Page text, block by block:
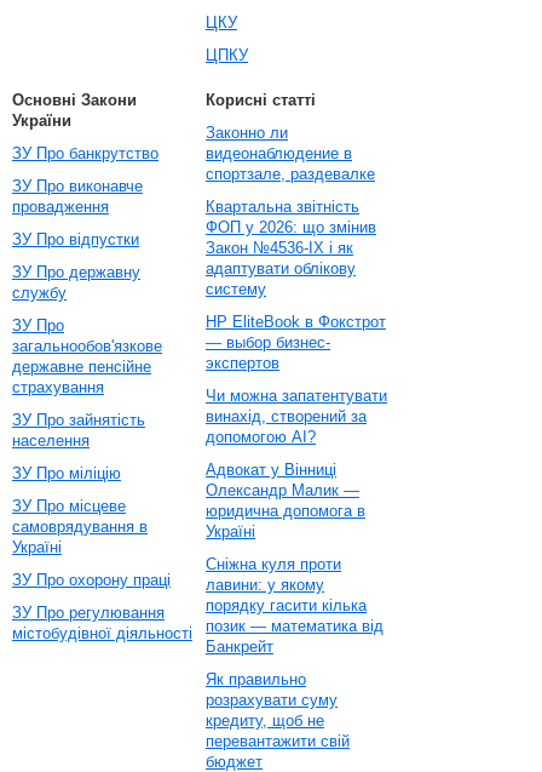
ЦКУ
ЦПКУ
Основні Закони
України
ЗУ Про банкрутство
ЗУ Про виконавче
провадження
ЗУ Про відпустки
ЗУ Про державну
службу
ЗУ Про
загальнообов'язкове
державне пенсійне
страхування
ЗУ Про зайнятість
населення
ЗУ Про міліцію
ЗУ Про місцеве
самоврядування в
Україні
ЗУ Про охорону праці
ЗУ Про регулювання
містобудівної діяльності
Корисні статті
Законно ли
видеонаблюдение в
спортзале, раздевалке
Квартальна звітність
ФОП у 2026: що змінив
Закон №4536-IX і як
адаптувати облікову
систему
HP EliteBook в Фокстрот
— выбор бизнес-
экспертов
Чи можна запатентувати
винахід, створений за
допомогою AI?
Адвокат у Вінниці
Олександр Малик —
юридична допомога в
Україні
Сніжна куля проти
лавини: у якому
порядку гасити кілька
позик — математика від
Банкрейт
Як правильно
розрахувати суму
кредиту, щоб не
перевантажити свій
бюджет